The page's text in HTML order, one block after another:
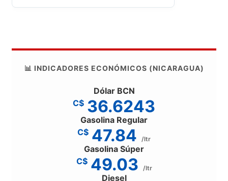
📊 INDICADORES ECONÓMICOS (NICARAGUA)
Dólar BCN
C$ 36.6243
Gasolina Regular
C$ 47.84 /ltr
Gasolina Súper
C$ 49.03 /ltr
Diesel